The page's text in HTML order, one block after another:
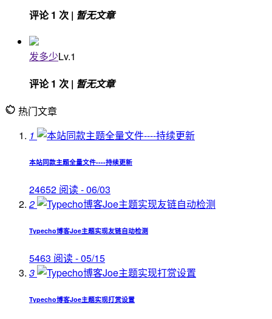
评论 1 次 | 暂无文章
发多少Lv.1
评论 1 次 | 暂无文章
热门文章
1
本站同款主题全量文件----持续更新
24652 阅读 - 06/03
2
Typecho博客Joe主题实现友链自动检测
5463 阅读 - 05/15
3
Typecho博客Joe主题实现打赏设置